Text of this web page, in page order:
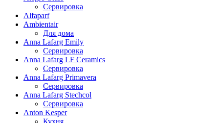
Сервировка
Alfaparf
Ambientair
Для дома
Anna Lafarg Emily
Сервировка
Anna Lafarg LF Ceramics
Сервировка
Anna Lafarg Primavera
Сервировка
Anna Lafarg Stechcol
Сервировка
Anton Kesper